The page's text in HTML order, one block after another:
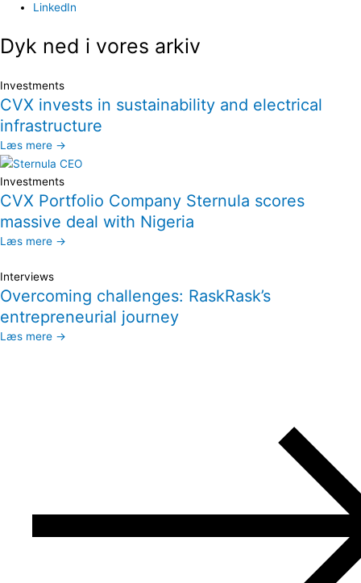
LinkedIn
Dyk ned i vores arkiv
Investments
CVX invests in sustainability and electrical
infrastructure
Læs mere →
Investments
CVX Portfolio Company Sternula scores
massive deal with Nigeria
Læs mere →
Interviews
Overcoming challenges: RaskRask’s
entrepreneurial journey
Læs mere →